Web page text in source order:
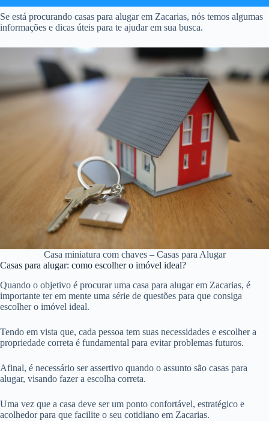
Se está procurando casas para alugar em Zacarias, nós temos algumas
informações e dicas úteis para te ajudar em sua busca.
Casa miniatura com chaves – Casas para Alugar
Casas para alugar: como escolher o imóvel ideal?
Quando o objetivo é procurar uma casa para alugar em Zacarias, é
importante ter em mente uma série de questões para que consiga
escolher o imóvel ideal.
Tendo em vista que, cada pessoa tem suas necessidades e escolher a
propriedade correta é fundamental para evitar problemas futuros.
Afinal, é necessário ser assertivo quando o assunto são casas para
alugar, visando fazer a escolha correta.
Uma vez que a casa deve ser um ponto confortável, estratégico e
acolhedor para que facilite o seu cotidiano em Zacarias.